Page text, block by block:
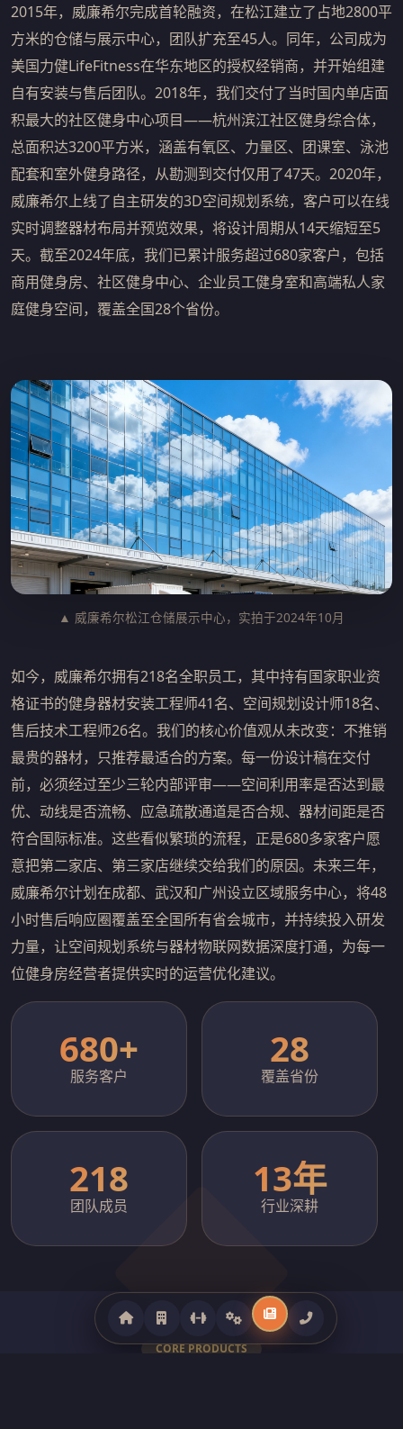
2015年，威廉希尔完成首轮融资，在松江建立了占地2800平
方米的仓储与展示中心，团队扩充至45人。同年，公司成为
美国力健LifeFitness在华东地区的授权经销商，并开始组建
自有安装与售后团队。2018年，我们交付了当时国内单店面
积最大的社区健身中心项目——杭州滨江社区健身综合体，
总面积达3200平方米，涵盖有氧区、力量区、团课室、泳池
配套和室外健身路径，从勘测到交付仅用了47天。2020年，
威廉希尔上线了自主研发的3D空间规划系统，客户可以在线
实时调整器材布局并预览效果，将设计周期从14天缩短至5
天。截至2024年底，我们已累计服务超过680家客户，包括
商用健身房、社区健身中心、企业员工健身室和高端私人家
庭健身空间，覆盖全国28个省份。
▲ 威廉希尔松江仓储展示中心，实拍于2024年10月
如今，威廉希尔拥有218名全职员工，其中持有国家职业资
格证书的健身器材安装工程师41名、空间规划设计师18名、
售后技术工程师26名。我们的核心价值观从未改变：不推销
最贵的器材，只推荐最适合的方案。每一份设计稿在交付
前，必须经过至少三轮内部评审——空间利用率是否达到最
优、动线是否流畅、应急疏散通道是否合规、器材间距是否
符合国际标准。这些看似繁琐的流程，正是680多家客户愿
意把第二家店、第三家店继续交给我们的原因。未来三年，
威廉希尔计划在成都、武汉和广州设立区域服务中心，将48
小时售后响应圈覆盖至全国所有省会城市，并持续投入研发
力量，让空间规划系统与器材物联网数据深度打通，为每一
位健身房经营者提供实时的运营优化建议。
680+
服务客户
28
覆盖省份
218
团队成员
13年
行业深耕
CORE PRODUCTS